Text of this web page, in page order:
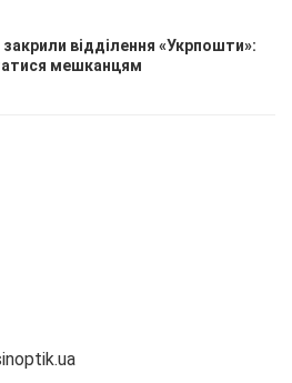
відділення «Укрпошти»:
мешканцям